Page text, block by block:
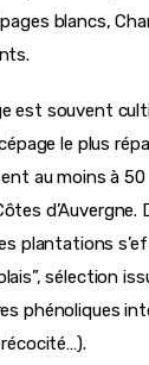
blancs,
est souvent
le plus
au moins à
d’Auvergne.
plantations
sélection
phénoliques